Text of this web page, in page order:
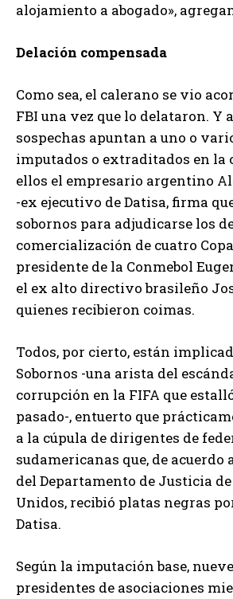
alojamiento a abogado»,
Delación compensada
Como sea, el calerano se vio
FBI una vez que lo delataron. Y
sospechas apuntan a uno o
imputados o extraditados en la
ellos el empresario argentino
-ex ejecutivo de Datisa, firma
sobornos para adjudicarse los
comercialización de cuatro
presidente de la Conmebol
el ex alto directivo brasileño
quienes recibieron coimas.
Todos, por cierto, están
Sobornos -una arista del
corrupción en la FIFA que
pasado-, entuerto que
a la cúpula de dirigentes de
sudamericanas que, de acuerdo
del Departamento de Justicia
Unidos, recibió platas negras
Datisa.
Según la imputación base,
presidentes de asociaciones